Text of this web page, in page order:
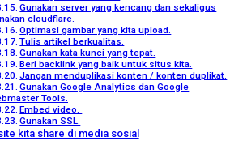
Gunakan server yang kencang dan sekaligus
cloudflare.
Optimasi gambar yang kita upload.
Tulis artikel berkualitas.
Gunakan kata kunci yang tepat.
Beri backlink yang baik untuk situs kita.
Jangan menduplikasi konten / konten duplikat.
Gunakan Google Analytics dan Google
Tools.
Embed video.
Gunakan SSL.
kita share di media sosial